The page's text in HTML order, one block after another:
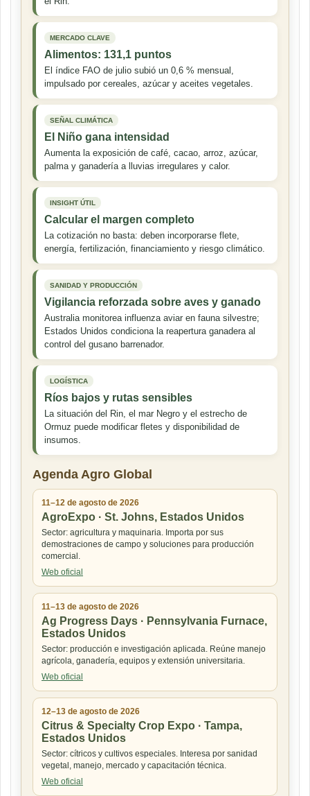
MERCADO CLAVE
Alimentos: 131,1 puntos
El índice FAO de julio subió un 0,6 % mensual,
impulsado por cereales, azúcar y aceites vegetales.
SEÑAL CLIMÁTICA
El Niño gana intensidad
Aumenta la exposición de café, cacao, arroz, azúcar,
palma y ganadería a lluvias irregulares y calor.
INSIGHT ÚTIL
Calcular el margen completo
La cotización no basta: deben incorporarse flete,
energía, fertilización, financiamiento y riesgo climático.
SANIDAD Y PRODUCCIÓN
Vigilancia reforzada sobre aves y ganado
Australia monitorea influenza aviar en fauna silvestre;
Estados Unidos condiciona la reapertura ganadera al
control del gusano barrenador.
LOGÍSTICA
Ríos bajos y rutas sensibles
La situación del Rin, el mar Negro y el estrecho de
Ormuz puede modificar fletes y disponibilidad de
insumos.
Agenda Agro Global
11–12 de agosto de 2026
AgroExpo · St. Johns, Estados Unidos
Sector: agricultura y maquinaria. Importa por sus
demostraciones de campo y soluciones para producción
comercial.
Web oficial
11–13 de agosto de 2026
Ag Progress Days · Pennsylvania Furnace,
Estados Unidos
Sector: producción e investigación aplicada. Reúne manejo
agrícola, ganadería, equipos y extensión universitaria.
Web oficial
12–13 de agosto de 2026
Citrus & Specialty Crop Expo · Tampa,
Estados Unidos
Sector: cítricos y cultivos especiales. Interesa por sanidad
vegetal, manejo, mercado y capacitación técnica.
Web oficial